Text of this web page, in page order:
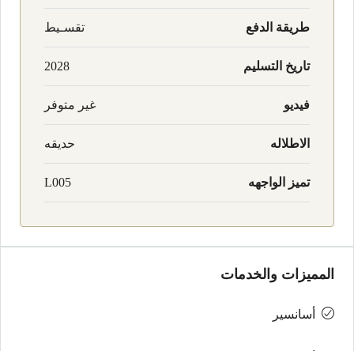
طريقة الدفع تقسـيط
تاريخ التسليم 2028
فيديو غير متوفر
الاطلاله حديقه
تميز الواجهه L005
المميزات والخدمات
أسانسير